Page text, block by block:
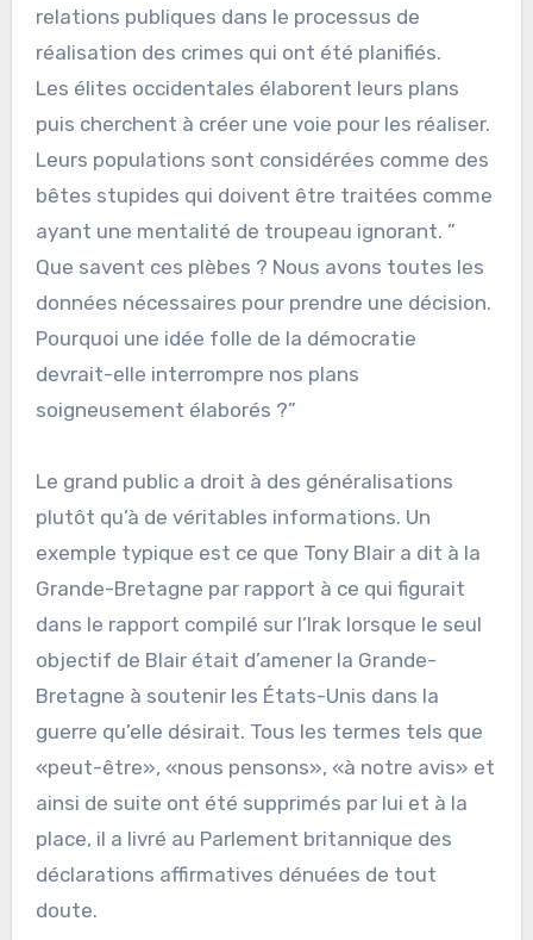
relations publiques dans le processus de
réalisation des crimes qui ont été planifiés.
Les élites occidentales élaborent leurs plans
puis cherchent à créer une voie pour les réaliser.
Leurs populations sont considérées comme des
bêtes stupides qui doivent être traitées comme
ayant une mentalité de troupeau ignorant. ”
Que savent ces plèbes ? Nous avons toutes les
données nécessaires pour prendre une décision.
Pourquoi une idée folle de la démocratie
devrait-elle interrompre nos plans
soigneusement élaborés ?”
Le grand public a droit à des généralisations
plutôt qu’à de véritables informations. Un
exemple typique est ce que Tony Blair a dit à la
Grande-Bretagne par rapport à ce qui figurait
dans le rapport compilé sur l’Irak lorsque le seul
objectif de Blair était d’amener la Grande-
Bretagne à soutenir les États-Unis dans la
guerre qu’elle désirait. Tous les termes tels que
«peut-être», «nous pensons», «à notre avis» et
ainsi de suite ont été supprimés par lui et à la
place, il a livré au Parlement britannique des
déclarations affirmatives dénuées de tout
doute.